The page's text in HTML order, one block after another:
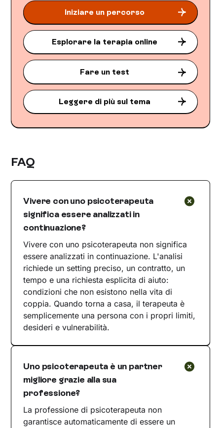
Iniziare un percorso
Esplorare la terapia online
Fare un test
Leggere di più sul tema
FAQ
Vivere con uno psicoterapeuta
significa essere analizzati in
continuazione?
Vivere con uno psicoterapeuta non significa
essere analizzati in continuazione. L'analisi
richiede un setting preciso, un contratto, un
tempo e una richiesta esplicita di aiuto:
condizioni che non esistono nella vita di
coppia. Quando torna a casa, il terapeuta è
semplicemente una persona con i propri limiti,
desideri e vulnerabilità.
Uno psicoterapeuta è un partner
migliore grazie alla sua
professione?
La professione di psicoterapeuta non
garantisce automaticamente di essere un